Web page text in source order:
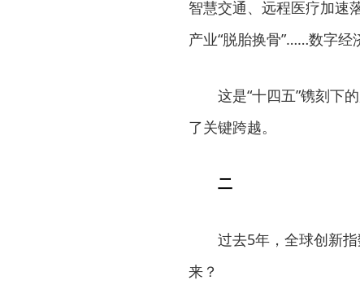
智慧交通、远程医疗加速
产业“脱胎换骨”……数字经
这是“十四五”镌刻下的
了关键跨越。
二
过去5年，全球创新指
来？